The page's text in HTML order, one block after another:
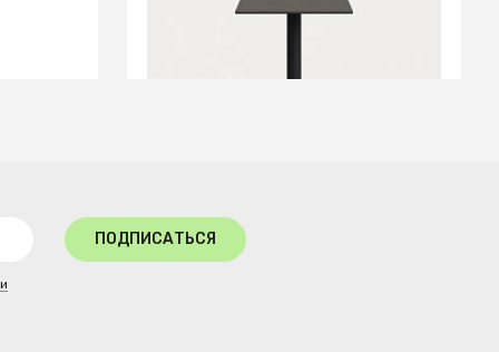
металлическом основании 60 x
ПОДПИСАТЬСЯ